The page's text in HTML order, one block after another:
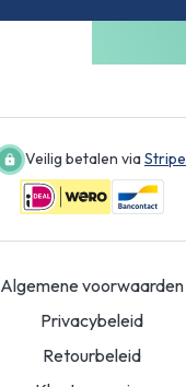
Veilig betalen via Stripe
Algemene voorwaarden
Privacybeleid
Retourbeleid